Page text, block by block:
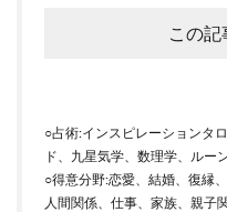
この記
○占術:インスピレーションタ
ド、九星気学、数理学、ルー
○得意分野:恋愛、結婚、復縁
人間関係、仕事、家族、親子